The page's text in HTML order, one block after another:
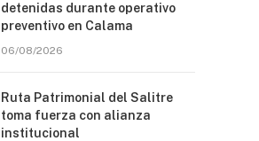
detenidas durante operativo
preventivo en Calama
06/08/2026
Ruta Patrimonial del Salitre
toma fuerza con alianza
institucional